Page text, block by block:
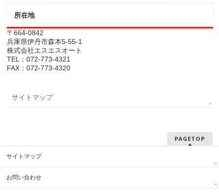
所在地
〒664-0842
兵庫県伊丹市森本5-55-1
株式会社エスエスオート
TEL：072-773-4321
FAX：072-773-4320
サイトマップ
PAGETOP
サイトマップ
お問い合わせ